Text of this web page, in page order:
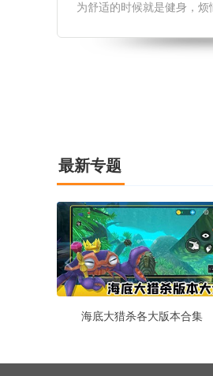
为舒适的时候就是健身，
理的分配任务，持续不断
最新专题
海底大猎杀各大版本合集